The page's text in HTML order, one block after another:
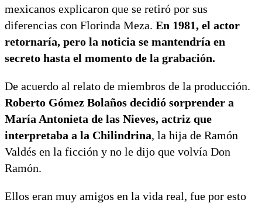
mexicanos explicaron que se retiró por sus
diferencias con Florinda Meza. En 1981, el actor
retornaría, pero la noticia se mantendría en
secreto hasta el momento de la grabación.
De acuerdo al relato de miembros de la producción.
Roberto Gómez Bolaños decidió sorprender a
María Antonieta de las Nieves, actriz que
interpretaba a la Chilindrina, la hija de Ramón
Valdés en la ficción y no le dijo que volvía Don
Ramón.
Ellos eran muy amigos en la vida real, fue por esto